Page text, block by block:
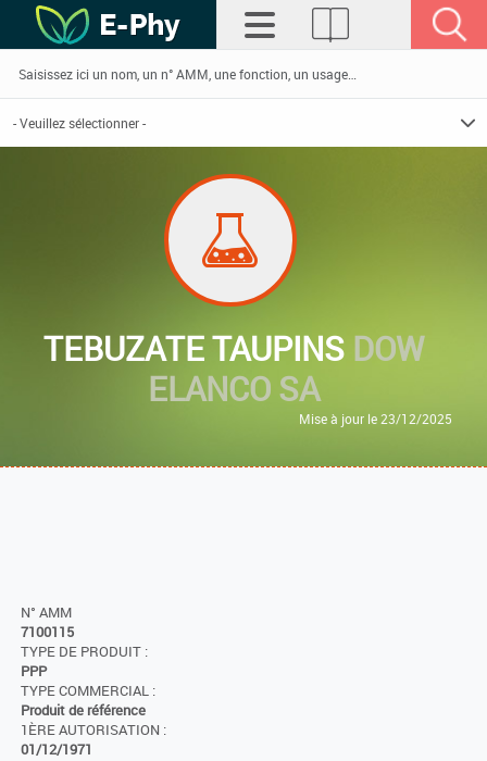
TEBUZATE TAUPINS DOW
ELANCO SA
Mise à jour le 23/12/2025
N° AMM
7100115
TYPE DE PRODUIT :
PPP
TYPE COMMERCIAL :
Produit de référence
1ÈRE AUTORISATION :
01/12/1971